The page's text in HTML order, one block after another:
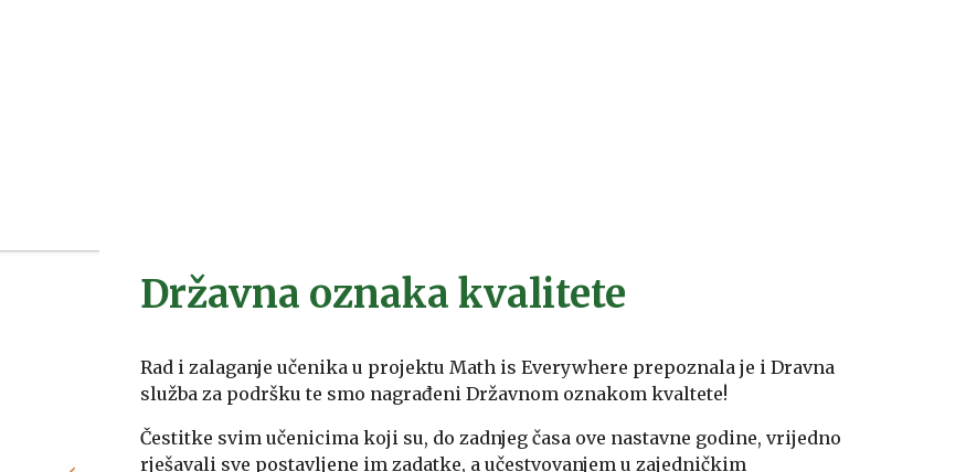
Državna oznaka kvalitete
Rad i zalaganje učenika u projektu Math is Everywhere prepoznala je i Dravna
služba za podršku te smo nagrađeni Državnom oznakom kvaltete!
Čestitke svim učenicima koji su, do zadnjeg časa ove nastavne godine, vrijedno
rješavali sve postavljene im zadatke, a učestvovanjem u zajedničkim